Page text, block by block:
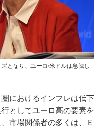
となり、ユーロ/米ドルは急騰し
におけるインフレは低下
としてユーロ高の要素を
市場関係者の多くは、Ｅ